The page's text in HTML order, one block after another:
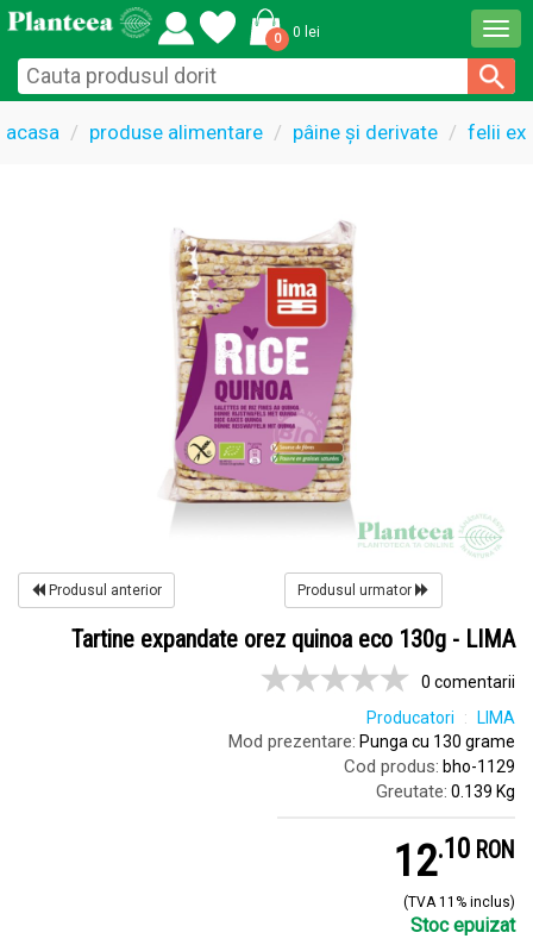
0 0 lei
acasa produse alimentare pâine și derivate felii
Produsul anterior Produsul urmator
Tartine expandate orez quinoa eco 130g - LIMA
0 comentarii
Producatori
LIMA
Mod prezentare: Punga cu 130 grame
Cod produs: bho-1129
Greutate: 0.139 Kg
12.1 RON
(TVA 11% inclus)
Stoc epuizat